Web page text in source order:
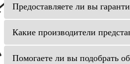
Предоставляете ли вы
Какие производители
Помогаете ли вы подобрать